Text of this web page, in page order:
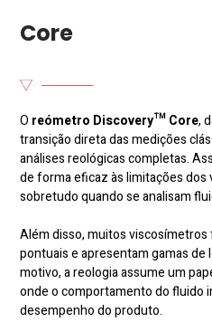
Core
O reómetro Discovery™Core,
transição direta das medições
análises reológicas completas.
de forma eficaz às limitações
sobretudo quando se analisam
Além disso, muitos
pontuais e apresentam gamas de
motivo, a reologia assume um
onde o comportamento do fluido
desempenho do produto.